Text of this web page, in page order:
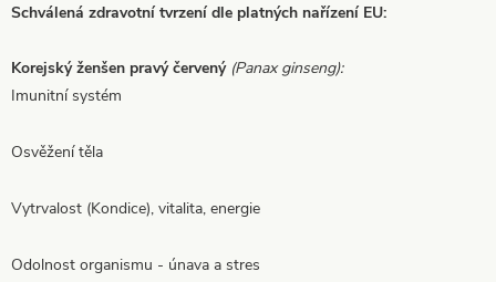
Schválená zdravotní tvrzení dle platných nařízení EU:
Korejský ženšen pravý červený (Panax ginseng):
Imunitní systém
Osvěžení těla
Vytrvalost (Kondice), vitalita, energie
Odolnost organismu - únava a stres